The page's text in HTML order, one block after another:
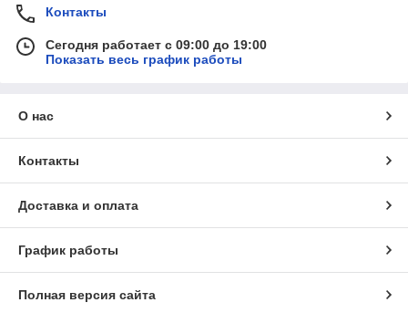
Контакты
Сегодня работает с 09:00 до 19:00
Показать весь график работы
О нас
Контакты
Доставка и оплата
График работы
Полная версия сайта